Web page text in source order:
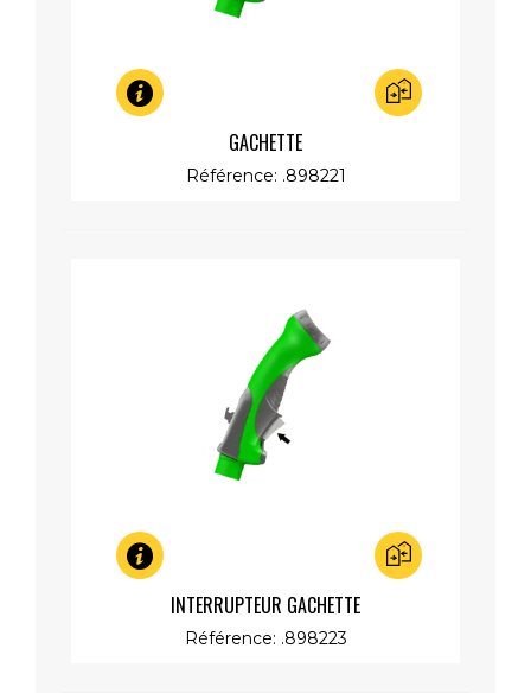
GACHETTE
Référence: .898221
INTERRUPTEUR GACHETTE
Référence: .898223